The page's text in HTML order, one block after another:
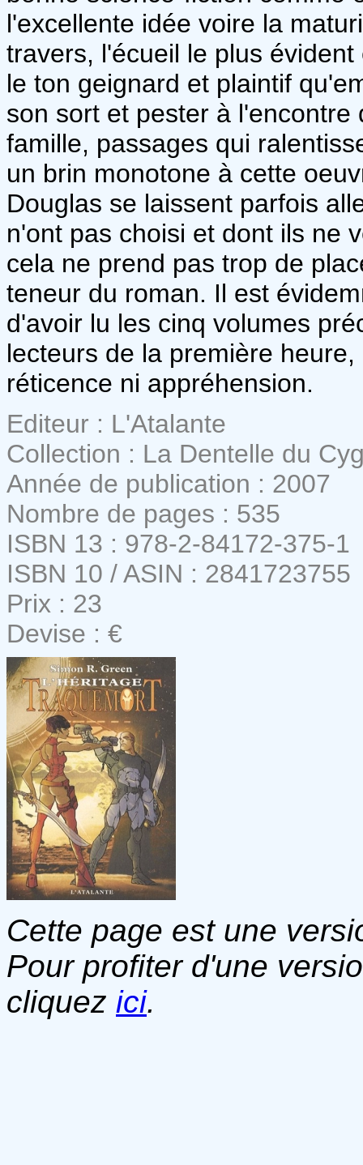
l'excellente idée voire la
travers, l'écueil le plus
le ton geignard et plaintif
son sort et pester à
famille, passages qui
un brin monotone à cette
Douglas se laissent parfois
n'ont pas choisi et dont ils ne
cela ne prend pas trop de
teneur du roman. Il est
d'avoir lu les cinq volumes
lecteurs de la première
réticence ni appréhension.
Editeur : L'Atalante
Collection : La Dentelle du
Année de publication : 2007
Nombre de pages : 535
ISBN 13 : 978-2-84172-375-1
ISBN 10 / ASIN : 2841723755
Prix : 23
Devise : €
Cette page est une
Pour profiter d'une
cliquez ici.